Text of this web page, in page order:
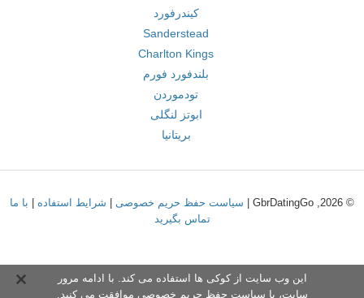
کیندرفورد
Sanderstead
Charlton Kings
بلندفورد فورم
تودموردن
ابوتز لنگلی
بریتانیا
© 2026, GbrDatingGo | سیاست حفظ حریم خصوصی شرایط استفاده
با ما
تماس بگیرید
این وب سایت از کوکی ها استفاده می کند. با ادامه مرور
سایت، با سیاست حفظ حریم خصوصی موافقت می کنید.